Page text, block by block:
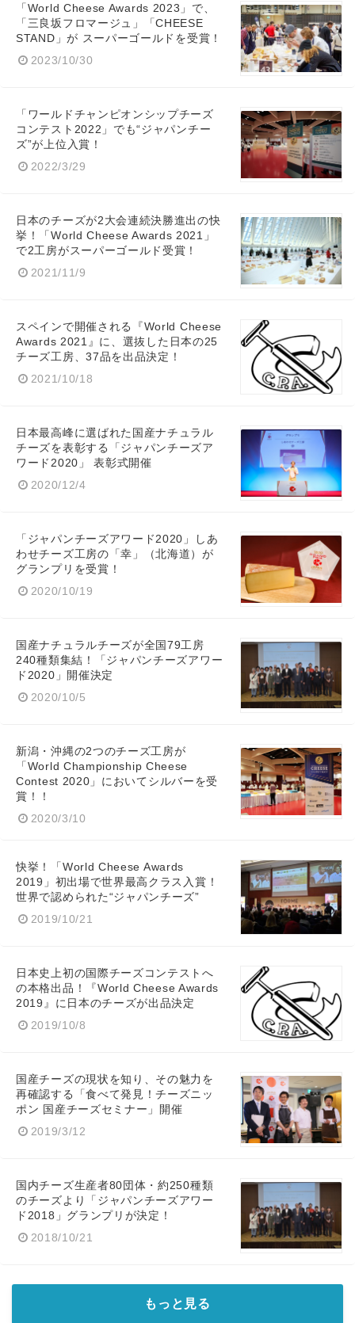
「World Cheese Awards 2023」で、
「三良坂フロマージュ」「CHEESE
STAND」が スーパーゴールドを受賞！
2023/10/30
「ワールドチャンピオンシップチーズ
コンテスト2022」でも“ジャパンチー
ズ”が上位入賞！
2022/3/29
日本のチーズが2大会連続決勝進出の快
挙！「World Cheese Awards 2021」
で2工房がスーパーゴールド受賞！
2021/11/9
スペインで開催される『World Cheese
Awards 2021』に、選抜した日本の25
チーズ工房、37品を出品決定！
2021/10/18
日本最高峰に選ばれた国産ナチュラル
チーズを表彰する「ジャパンチーズア
ワード2020」 表彰式開催
2020/12/4
「ジャパンチーズアワード2020」しあ
わせチーズ工房の「幸」（北海道）が
グランプリを受賞！
2020/10/19
国産ナチュラルチーズが全国79工房
240種類集結！「ジャパンチーズアワー
ド2020」開催決定
2020/10/5
新潟・沖縄の2つのチーズ工房が
「World Championship Cheese
Contest 2020」においてシルバーを受
賞！！
2020/3/10
快挙！「World Cheese Awards
2019」初出場で世界最高クラス入賞！
世界で認められた“ジャパンチーズ”
2019/10/21
日本史上初の国際チーズコンテストへ
の本格出品！『World Cheese Awards
2019』に日本のチーズが出品決定
2019/10/8
国産チーズの現状を知り、その魅力を
再確認する「食べて発見！チーズニッ
ポン 国産チーズセミナー」開催
2019/3/12
国内チーズ生産者80団体・約250種類
のチーズより「ジャパンチーズアワー
ド2018」グランプリが決定！
2018/10/21
もっと見る